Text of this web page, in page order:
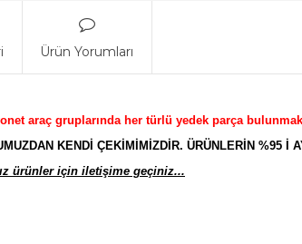
Ürün Yorumları
araç gruplarında her türlü yedek parça
KENDİ ÇEKİMİMİZDİR. ÜRÜNLERİN %95 İ
ürünler için iletişime geçiniz...